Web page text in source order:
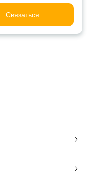
Связаться